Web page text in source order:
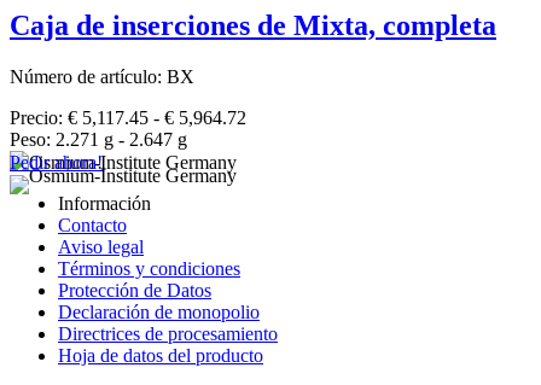
Caja de inserciones de Mixta, completa
Número de artículo: BX
Precio: € 5,117.45 - € 5,964.72
Peso: 2.271 g - 2.647 g
Pedir ahora!
Información
Contacto
Aviso legal
Términos y condiciones
Protección de Datos
Declaración de monopolio
Directrices de procesamiento
Hoja de datos del producto